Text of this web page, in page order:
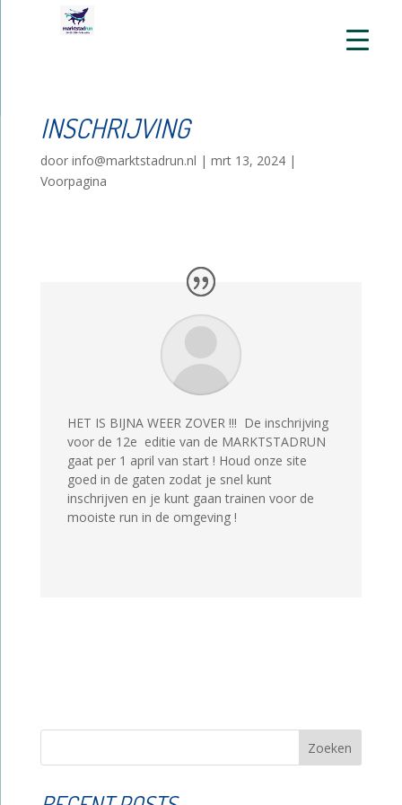
INSCHRIJVING
door info@marktstadrun.nl | mrt 13, 2024|
Voorpagina
HET IS BIJNA WEER ZOVER !!! De inschrijving
voor de 12e editie van de MARKTSTADRUN
gaat per 1 april van start ! Houd onze site
goed in de gaten zodat je snel kunt
inschrijven en je kunt gaan trainen voor de
mooiste run in de omgeving !
Zoeken